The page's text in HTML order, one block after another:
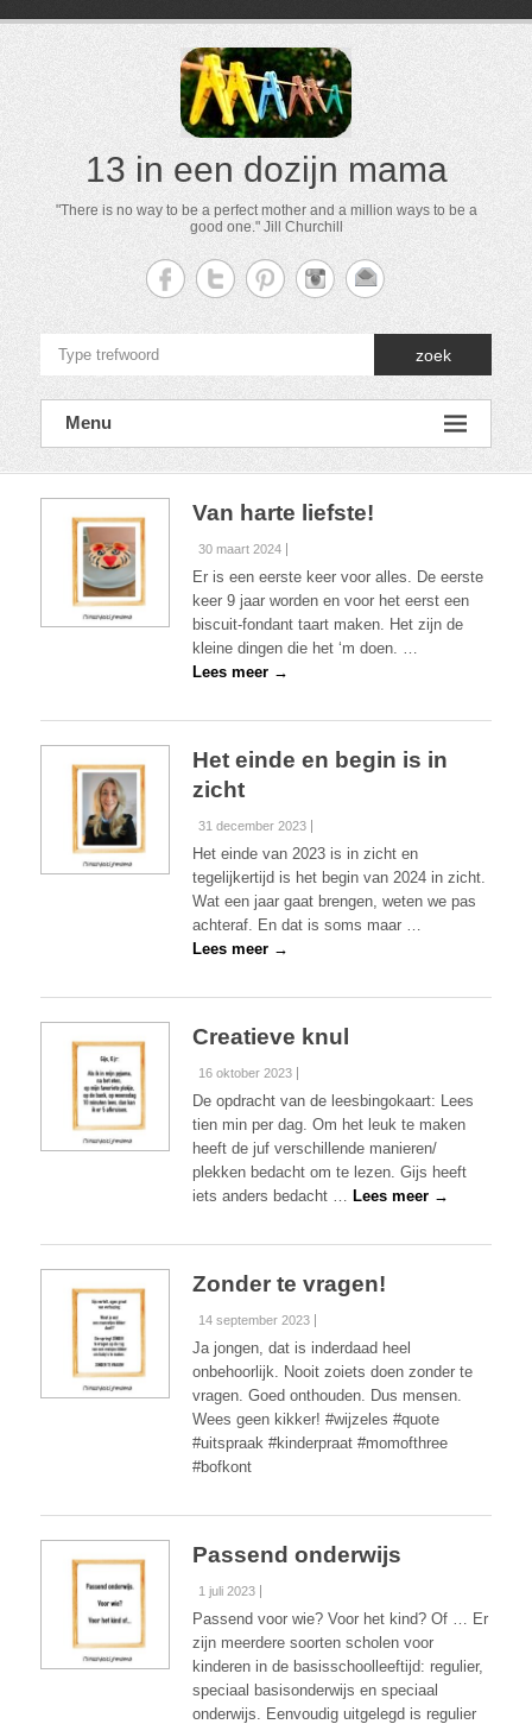
13 in een dozijn mama
"There is no way to be a perfect mother and a million ways to be a
good one." Jill Churchill
zoek
Menu
Van harte liefste!
30 maart 2024
Er is een eerste keer voor alles. De eerste
keer 9 jaar worden en voor het eerst een
biscuit-fondant taart maken. Het zijn de
kleine dingen die het ‘m doen. …
Lees meer →
Het einde en begin is in
zicht
31 december 2023
Het einde van 2023 is in zicht en
tegelijkertijd is het begin van 2024 in zicht.
Wat een jaar gaat brengen, weten we pas
achteraf. En dat is soms maar …
Lees meer →
Creatieve knul
16 oktober 2023
De opdracht van de leesbingokaart: Lees
tien min per dag. Om het leuk te maken
heeft de juf verschillende manieren/
plekken bedacht om te lezen. Gijs heeft
iets anders bedacht … Lees meer →
Zonder te vragen!
14 september 2023
Ja jongen, dat is inderdaad heel
onbehoorlijk. Nooit zoiets doen zonder te
vragen. Goed onthouden. Dus mensen.
Wees geen kikker! #wijzeles #quote
#uitspraak #kinderpraat #momofthree
#bofkont
Passend onderwijs
1 juli 2023
Passend voor wie? Voor het kind? Of … Er
zijn meerdere soorten scholen voor
kinderen in de basisschoolleeftijd: regulier,
speciaal basisonderwijs en speciaal
onderwijs. Eenvoudig uitgelegd is regulier